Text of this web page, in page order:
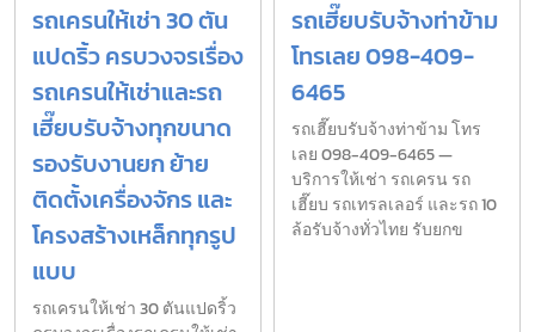
รถเครนให้เช่า 30 ตัน
แปดริ้ว ครบวงจรเรื่อง
รถเครนให้เช่าและรถ
เฮี๊ยบรับจ้างทุกขนาด
รองรับงานยก ย้าย
ติดตั้งเครื่องจักร และ
โครงสร้างเหล็กทุกรูป
แบบ
รถเครนให้เช่า 30 ตันแปดริ้ว
รถเฮี๊ยบรับจ้างท่าข้าม
โทรเลย 098-409-
6465
รถเฮี๊ยบรับจ้างท่าข้าม โทร
เลย 098-409-6465 —
บริการให้เช่า รถเครน รถ
เฮี๊ยบ รถเทรลเลอร์ และรถ 10
ล้อรับจ้างทั่วไทย รับยกข